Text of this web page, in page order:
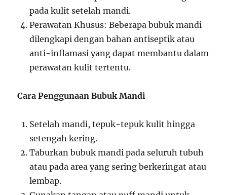
pada kulit setelah mandi.
Perawatan Khusus: Beberapa bubuk mandi
dilengkapi dengan bahan antiseptik atau
anti-inflamasi yang dapat membantu dalam
perawatan kulit tertentu.
Cara Penggunaan Bubuk Mandi
Setelah mandi, tepuk-tepuk kulit hingga
setengah kering.
Taburkan bubuk mandi pada seluruh tubuh
atau pada area yang sering berkeringat atau
lembap.